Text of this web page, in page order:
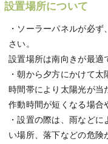
設置場所について
・ソーラーパネルが必
さい。
設置場所は南向きが最適
・朝から夕方にかけて太
時間帯により太陽光が当
作動時間が短くなる場合
・設置の際は、雨など
い場所、落下などの危険